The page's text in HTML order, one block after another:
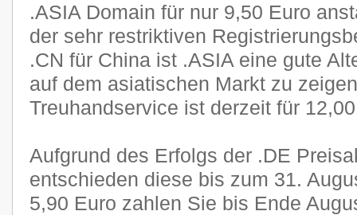
.ASIA Domain für nur 9,50 Euro
der sehr restriktiven
.CN für China ist .ASIA eine gute
auf dem asiatischen Markt zu
Treuhandservice ist derzeit für
Aufgrund des Erfolgs der .DE
entschieden diese bis zum 31.
5,90 Euro zahlen Sie bis Ende